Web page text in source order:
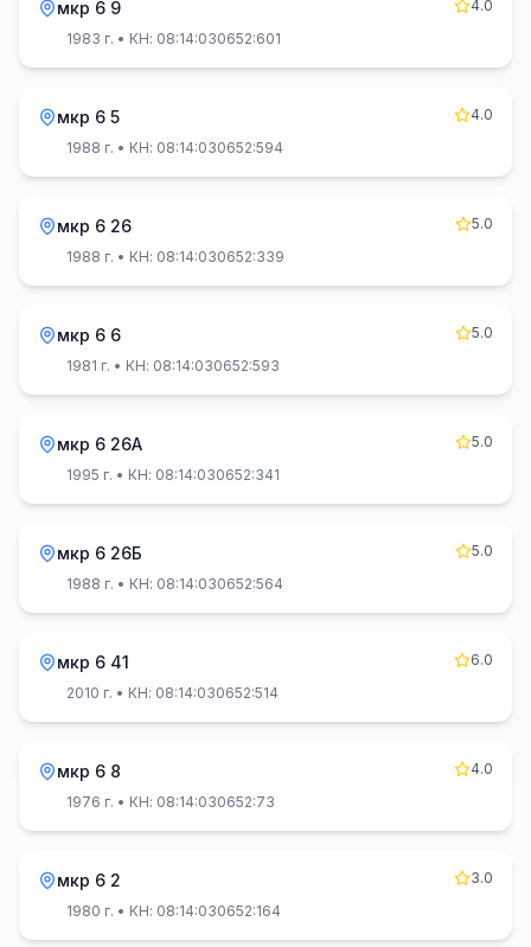
мкр 6 9
4.0
1983 г. • КН: 08:14:030652:601
мкр 6 5
4.0
1988 г. • КН: 08:14:030652:594
мкр 6 26
5.0
1988 г. • КН: 08:14:030652:339
мкр 6 6
5.0
1981 г. • КН: 08:14:030652:593
мкр 6 26А
5.0
1995 г. • КН: 08:14:030652:341
мкр 6 26Б
5.0
1988 г. • КН: 08:14:030652:564
мкр 6 41
6.0
2010 г. • КН: 08:14:030652:514
мкр 6 8
4.0
1976 г. • КН: 08:14:030652:73
мкр 6 2
3.0
1980 г. • КН: 08:14:030652:164